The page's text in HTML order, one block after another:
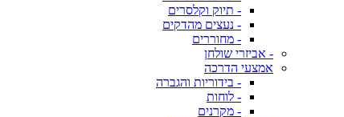
- תיוק וקלסרים
- נעצים מהדקים
- מחוררים
- אביזרי שולחן
אמצעי הדרכה
- בידוריות והגברה
- לוחות
- מקרנים